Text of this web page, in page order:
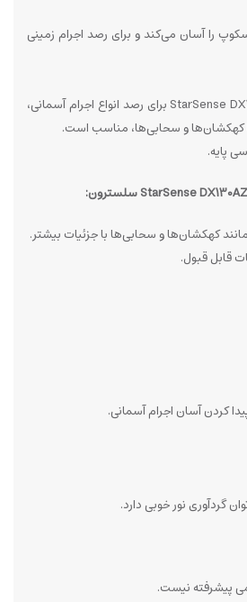
را آسان می‌کند و برای رصد اجرام زمینی
تلسکوپ بازتابی StarSense DX130AZ برای رصد انواع اجرام آسمانی،
کهکشان‌ها و سحابی‌ها، مناسب است.
پایه.
کهکشان‌ها و سحابی‌ها با جزئیات بیشتر.
قابل قبول.
پیشرفته نیست.